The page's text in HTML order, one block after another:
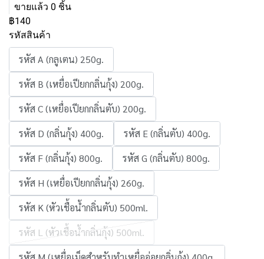
ขายแล้ว 0 ชิ้น
฿140
รหัสสินค้า
รหัส A (กลูเตน) 250g.
รหัส B (เหยื่อเปียกกลิ่นกุ้ง) 200g.
รหัส C (เหยื่อเปียกกลิ่นตับ) 200g.
รหัส D (กลิ่นกุ้ง) 400g.
รหัส E (กลิ่นตับ) 400g.
รหัส F (กลิ่นกุ้ง) 800g.
รหัส G (กลิ่นตับ) 800g.
รหัส H (เหยื่อเปียกกลิ่นกุ้ง) 260g.
รหัส K (หัวเชื้อน้ำกลิ่นตับ) 500ml.
รหัส L (หัวเชื้อน้ำกลิ่นกุ้ง) 500ml.